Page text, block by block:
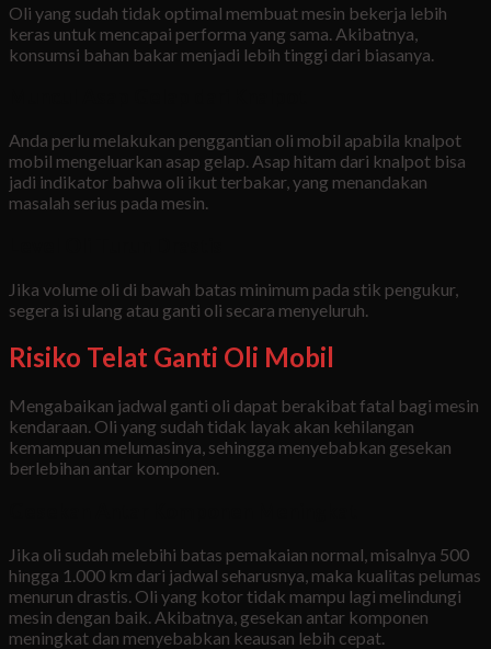
Oli yang sudah tidak optimal membuat mesin bekerja lebih
keras untuk mencapai performa yang sama. Akibatnya,
konsumsi bahan bakar menjadi lebih tinggi dari biasanya.
Anda perlu melakukan penggantian oli mobil apabila knalpot
mobil mengeluarkan asap gelap. Asap hitam dari knalpot bisa
jadi indikator bahwa oli ikut terbakar, yang menandakan
masalah serius pada mesin.
Jika volume oli di bawah batas minimum pada stik pengukur,
segera isi ulang atau ganti oli secara menyeluruh.
Risiko Telat Ganti Oli Mobil
Mengabaikan jadwal ganti oli dapat berakibat fatal bagi mesin
kendaraan. Oli yang sudah tidak layak akan kehilangan
kemampuan melumasinya, sehingga menyebabkan gesekan
berlebihan antar komponen.
Jika oli sudah melebihi batas pemakaian normal, misalnya 500
hingga 1.000 km dari jadwal seharusnya, maka kualitas pelumas
menurun drastis. Oli yang kotor tidak mampu lagi melindungi
mesin dengan baik. Akibatnya, gesekan antar komponen
meningkat dan menyebabkan keausan lebih cepat.